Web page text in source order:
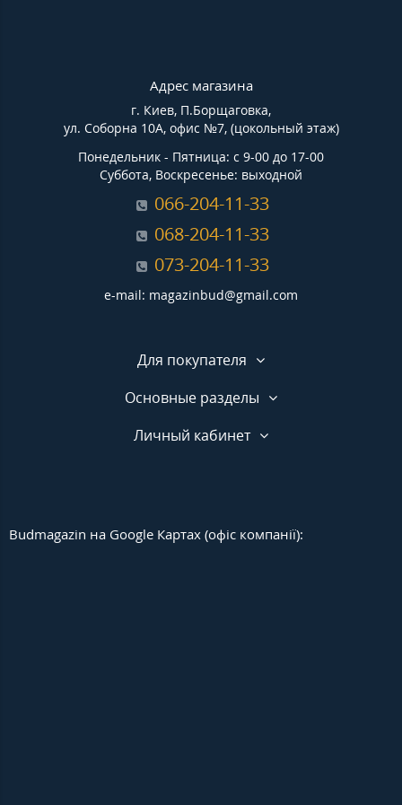
Адрес магазина
г. Киев, П.Борщаговка,
ул. Соборна 10А, офис №7, (цокольный этаж)
Понедельник - Пятница: с 9-00 до 17-00
Суббота, Воскресенье: выходной
066-204-11-33
068-204-11-33
073-204-11-33
e-mail: magazinbud@gmail.com
Для покупателя
Основные разделы
Личный кабинет
Budmagazin на Google Картах (офіс компанії):